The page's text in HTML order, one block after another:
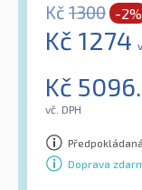
Kč 1300 -2%
Kč 1274
Kč
vč. DPH
Doprava